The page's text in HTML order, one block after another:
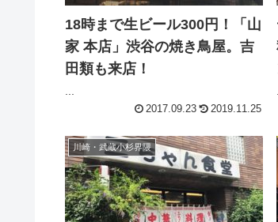
18時まで生ビール300円！「山
家 本店」渋谷の焼き鳥屋。吉
田類も来店！
...
2017.09.23 2019.11.25
川崎・武蔵小杉界隈